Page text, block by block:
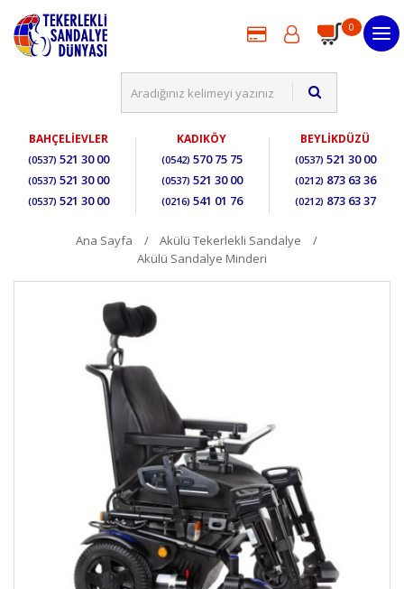
0
BAHÇELİEVLER
(0537) 521 30 00
(0537) 521 30 00
(0537) 521 30 00
KADIKÖY
(0542) 570 75 75
(0537) 521 30 00
(0216) 541 01 76
BEYLİKDÜZÜ
(0537) 521 30 00
(0212) 873 63 36
(0212) 873 63 37
Ana Sayfa
Akülü Tekerlekli Sandalye
Akülü Sandalye Minderi